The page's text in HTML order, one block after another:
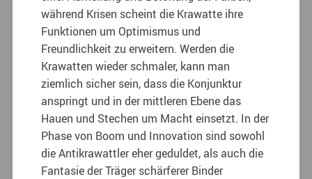
während Krisen scheint die Krawatte ihre
Funktionen um Optimismus und
Freundlichkeit zu erweitern. Werden die
Krawatten wieder schmaler, kann man
ziemlich sicher sein, dass die Konjunktur
anspringt und in der mittleren Ebene das
Hauen und Stechen um Macht einsetzt. In der
Phase von Boom und Innovation sind sowohl
die Antikrawattler eher geduldet, als auch die
Fantasie der Träger schärferer Binder